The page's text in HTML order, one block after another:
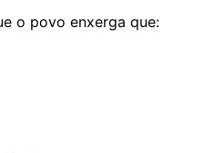
o povo enxerga que: